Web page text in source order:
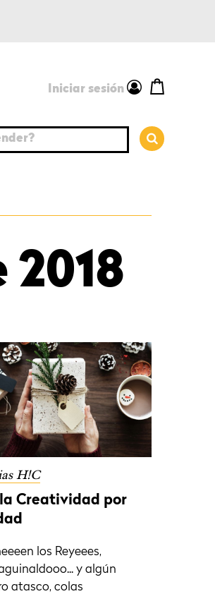
Iniciar sesión
H!C
Creatividad por
los Reyeees,
y algún
atasco, colas